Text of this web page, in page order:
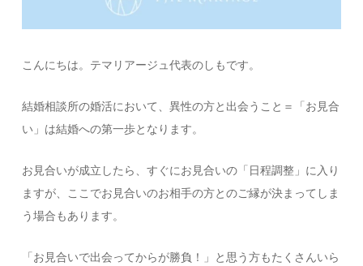
こんにちは。テマリアージュ代表のしもです。
結婚相談所の婚活において、異性の方と出会うこと＝「お見合
い」は結婚への第一歩となります。
お見合いが成立したら、すぐにお見合いの「日程調整」に入り
ますが、ここでお見合いのお相手の方とのご縁が決まってしま
う場合もあります。
「お見合いで出会ってからが勝負！」と思う方もたくさんいら